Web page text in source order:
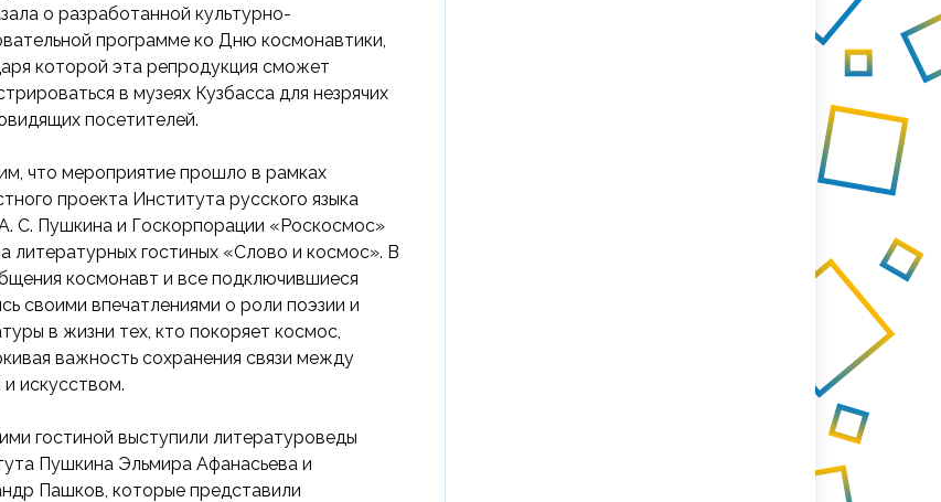
о разработанной культурно-
программе ко Дню космонавтики,
которой эта репродукция сможет
в музеях Кузбасса для незрячих
посетителей.
что мероприятие прошло в рамках
проекта Института русского языка
С. Пушкина и Госкорпорации «Роскосмос»
литературных гостиных «Слово и космос». В
космонавт и все подключившиеся
своими впечатлениями о роли поэзии и
в жизни тех, кто покоряет космос,
важность сохранения связи между
и искусством.
гостиной выступили литературоведы
Пушкина Эльмира Афанасьева и
Пашков, которые представили